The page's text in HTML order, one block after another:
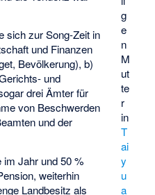
g
e
n
M
ut
te
r
in
T
ai
y
u
a
sich zur Song-Zeit in
und Finanzen
Bevölkerung), b)
und
drei Ämter für
von Beschwerden
und der
im Jahr und 50 %
weiterhin
Landbesitz als